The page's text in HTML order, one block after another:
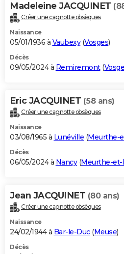
Madeleine JACQUINET
Créer une cagnotte obsèques
Naissance
05/01/1936 à Vaubexy(Vosges)
Décès
09/05/2024 à Remiremont(
Eric JACQUINET (58 ans)
Créer une cagnotte obsèques
Naissance
03/08/1965 à Lunéville (Meurthe-
Décès
06/05/2024 à Nancy(Meurthe-et-
Jean JACQUINET (80 ans)
Créer une cagnotte obsèques
Naissance
24/02/1944 à Bar-le-Duc(Meuse)
Décès